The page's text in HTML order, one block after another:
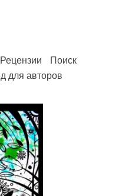
Рецензии
Поиск
для авторов